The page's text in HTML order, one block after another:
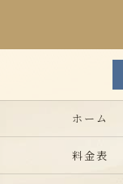
ホーム
料金表